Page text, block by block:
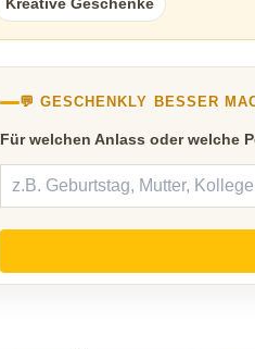
💬 GESCHENKLY BESSER
Für welchen Anlass oder welche